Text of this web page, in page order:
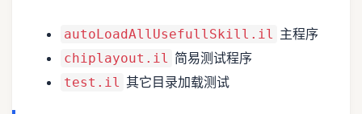
autoLoadAllUsefullSkill.il 主程序
chiplayout.il 简易测试程序
test.il 其它目录加载测试